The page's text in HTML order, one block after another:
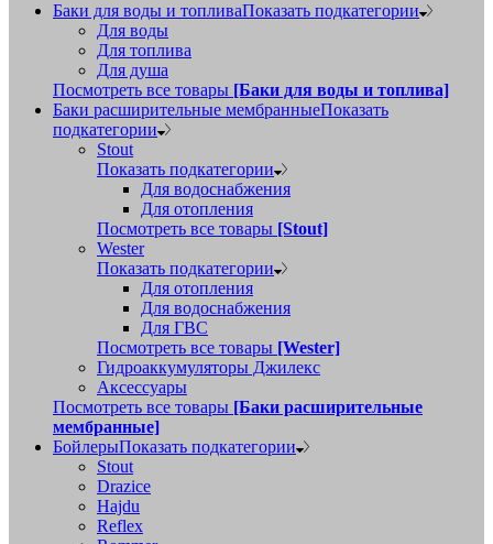
Баки для воды и топливаПоказать подкатегории
Для воды
Для топлива
Для душа
Посмотреть все товары [Баки для воды и топлива]
Баки расширительные мембранныеПоказать
подкатегории
Stout
Показать подкатегории
Для водоснабжения
Для отопления
Посмотреть все товары [Stout]
Wester
Показать подкатегории
Для отопления
Для водоснабжения
Для ГВС
Посмотреть все товары [Wester]
Гидроаккумуляторы Джилекс
Аксессуары
Посмотреть все товары [Баки расширительные
мембранные]
БойлерыПоказать подкатегории
Stout
Drazice
Hajdu
Reflex